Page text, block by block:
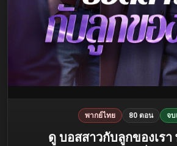
พากย์ไทย 80 ตอน จบ
ดู บอสสาวกับลูกของเรา